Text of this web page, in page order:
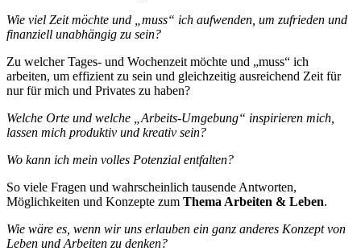
Wie viel Zeit möchte und „muss“ ich aufwenden, um zufrieden und
finanziell unabhängig zu sein?
Zu welcher Tages- und Wochenzeit möchte und „muss“ ich
arbeiten, um effizient zu sein und gleichzeitig ausreichend Zeit für
nur für mich und Privates zu haben?
Welche Orte und welche „Arbeits-Umgebung“ inspirieren mich,
lassen mich produktiv und kreativ sein?
Wo kann ich mein volles Potenzial entfalten?
So viele Fragen und wahrscheinlich tausende Antworten,
Möglichkeiten und Konzepte zum Thema Arbeiten & Leben.
Wie wäre es, wenn wir uns erlauben ein ganz anderes Konzept von
Leben und Arbeiten zu denken?